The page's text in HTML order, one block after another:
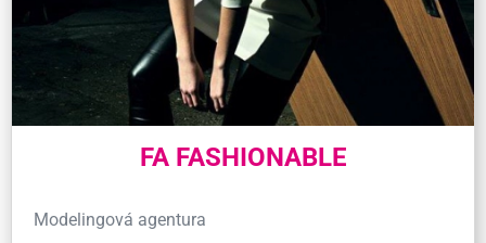
FA FASHIONABLE
Modelingová agentura